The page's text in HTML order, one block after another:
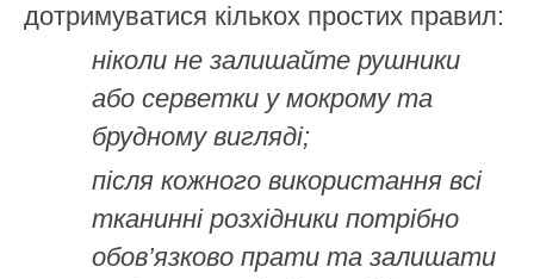
дотримуватися кількох простих правил:
ніколи не залишайте рушники
або серветки у мокрому та
брудному вигляді;
після кожного використання всі
тканинні розхідники потрібно
обов’язково прати та залишати